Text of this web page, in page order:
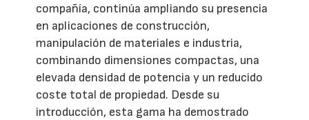
compañía, continúa ampliando su presencia
en aplicaciones de construcción,
manipulación de materiales e industria,
combinando dimensiones compactas, una
elevada densidad de potencia y un reducido
coste total de propiedad. Desde su
introducción, esta gama ha demostrado